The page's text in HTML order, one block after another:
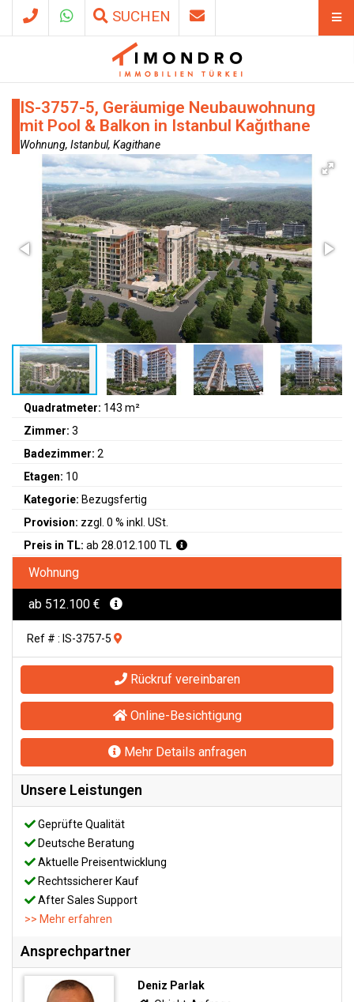
SUCHEN
IS-3757-5, Geräumige Neubauwohnung
mit Pool & Balkon in Istanbul Kağıthane
Wohnung, Istanbul, Kagithane
Quadratmeter: 143 m²
Zimmer: 3
Badezimmer: 2
Etagen: 10
Kategorie: Bezugsfertig
Provision: zzgl. 0 % inkl. USt.
Preis in TL: ab 28.012.100 TL
Wohnung
ab 512.100 €
Ref # : IS-3757-5
Rückruf vereinbaren
Online-Besichtigung
Mehr Details anfragen
Unsere Leistungen
Geprüfte Qualität
Deutsche Beratung
Aktuelle Preisentwicklung
Rechtssicherer Kauf
After Sales Support
>> Mehr erfahren
Ansprechpartner
Deniz Parlak